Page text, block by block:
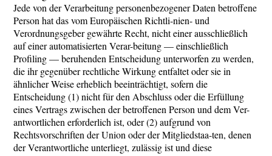
Jede von der Verarbeitung personenbezogener Daten betroffene
Person hat das vom Europäischen Richtli-nien- und
Verordnungsgeber gewährte Recht, nicht einer ausschließlich
auf einer automatisierten Verar-beitung — einschließlich
Profiling — beruhenden Entscheidung unterworfen zu werden,
die ihr gegenüber rechtliche Wirkung entfaltet oder sie in
ähnlicher Weise erheblich beeinträchtigt, sofern die
Entscheidung (1) nicht für den Abschluss oder die Erfüllung
eines Vertrags zwischen der betroffenen Person und dem Ver-
antwortlichen erforderlich ist, oder (2) aufgrund von
Rechtsvorschriften der Union oder der Mitgliedstaa-ten, denen
der Verantwortliche unterliegt, zulässig ist und diese